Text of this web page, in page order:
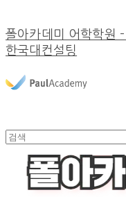
폴아카데미 어학학원
한국대컨설팅